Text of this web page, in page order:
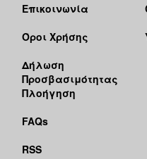
Επικοινωνία
Όροι Χρήσης
Δήλωση
Προσβασιμότητας
Πλοήγηση
FAQs
RSS